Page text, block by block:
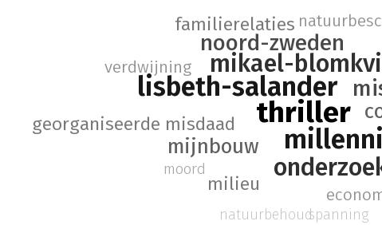
thriller
lisbeth-salander
mikael-
noord-zweden
mijnbouw
georganiseerde misdaad
milieu
familierelaties
verdwijning
moord
spanning
natuurbehoud